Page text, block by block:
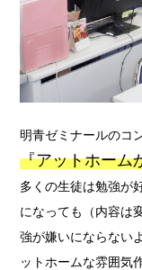
明青ゼミナールのコ
『アットホーム
多くの生徒は勉強が
になっても（内容は
強が嫌いにならない
ットホームな雰囲気